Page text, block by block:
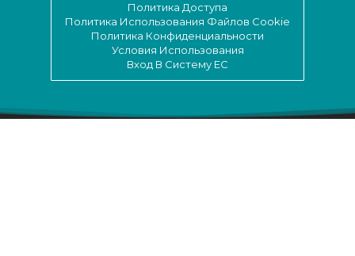
Политика Доступа
Политика Использования Файлов Cookie
Политика Конфиденциальности
Условия Использования
Вход В Систему EC